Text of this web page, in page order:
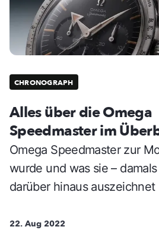
CHRONOGRAPH
Alles über die Omega
Speedmaster im
Omega Speedmaster zur
wurde und was sie –
darüber hinaus auszeichnet
22. Aug 2022